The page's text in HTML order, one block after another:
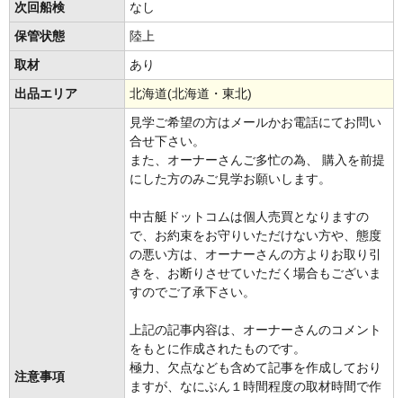
次回船検 なし
保管状態 陸上
取材 あり
出品エリア 北海道(北海道・東北)
注意事項
見学ご希望の方はメールかお電話にてお問い
合せ下さい。
また、オーナーさんご多忙の為、 購入を前提
にした方のみご見学お願いします。
中古艇ドットコムは個人売買となりますの
で、お約束をお守りいただけない方や、態度
の悪い方は、オーナーさんの方よりお取り引
きを、お断りさせていただく場合もございま
すのでご了承下さい。
上記の記事内容は、オーナーさんのコメント
をもとに作成されたものです。
極力、欠点なども含めて記事を作成しており
ますが、なにぶん１時間程度の取材時間で作